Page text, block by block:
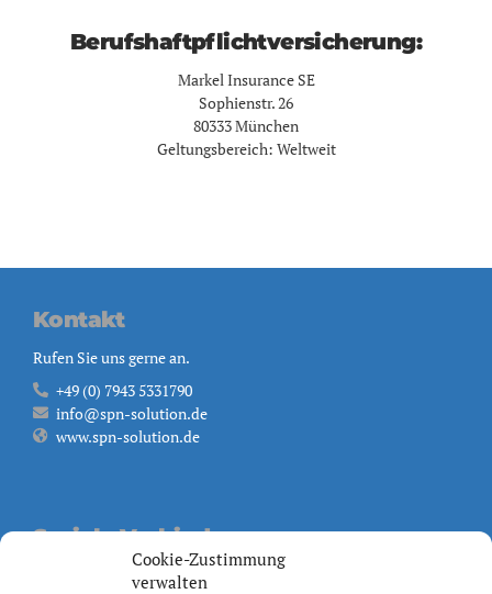
Cookie-Zustimmung
verwalten
Berufshaftpflichtversicherung:
Markel Insurance SE
Sophienstr. 26
80333 München
Geltungsbereich: Weltweit
Kontakt
Rufen Sie uns gerne an.
+49 (0) 7943 5331790
info@spn-solution.de
www.spn-solution.de
Soziale Verbindungen